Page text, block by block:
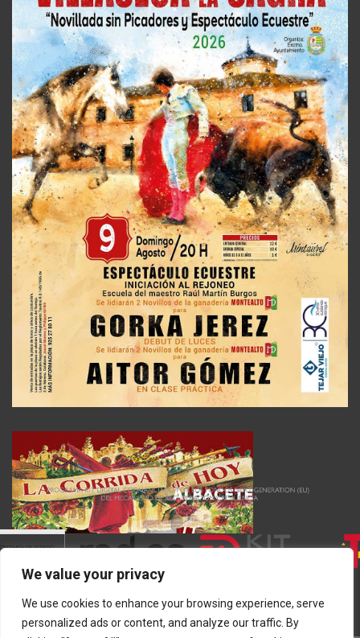
We value your privacy
We use cookies to enhance your browsing experience, serve
personalized ads or content, and analyze our traffic. By